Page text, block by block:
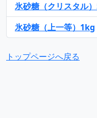
氷砂糖（クリスタル
氷砂糖（上一等）1kg
トップページへ戻る